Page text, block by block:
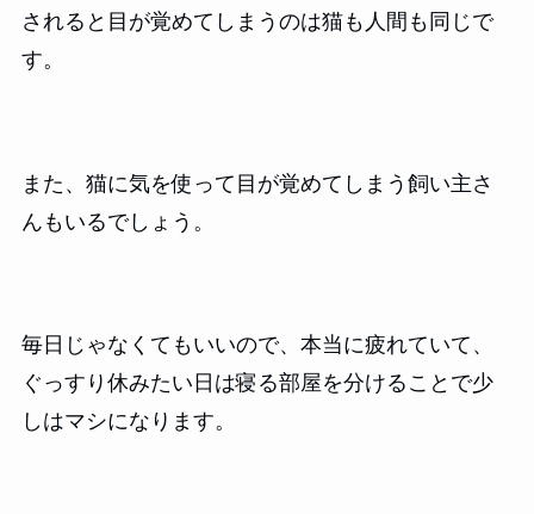
されると目が覚めてしまうのは猫も人間も同じで
す。
また、猫に気を使って目が覚めてしまう飼い主さ
んもいるでしょう。
毎日じゃなくてもいいので、本当に疲れていて、
ぐっすり休みたい日は寝る部屋を分けることで少
しはマシになります。